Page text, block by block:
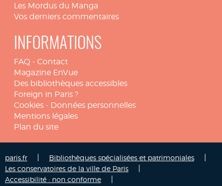
Les Mordus du Manga
Vos derniers commentaires
INFORMATIONS
FAQ - Contact
Magazine EnVue
Des bibliothèques accessibles
Foreign in Paris ?
Cookies - Données personnelles
Mentions légales
Plan du site
paris.fr Bibliothèques spécialisées et patrimoniales
Les conservatoires de la ville de Paris
Accessibilité : non conforme